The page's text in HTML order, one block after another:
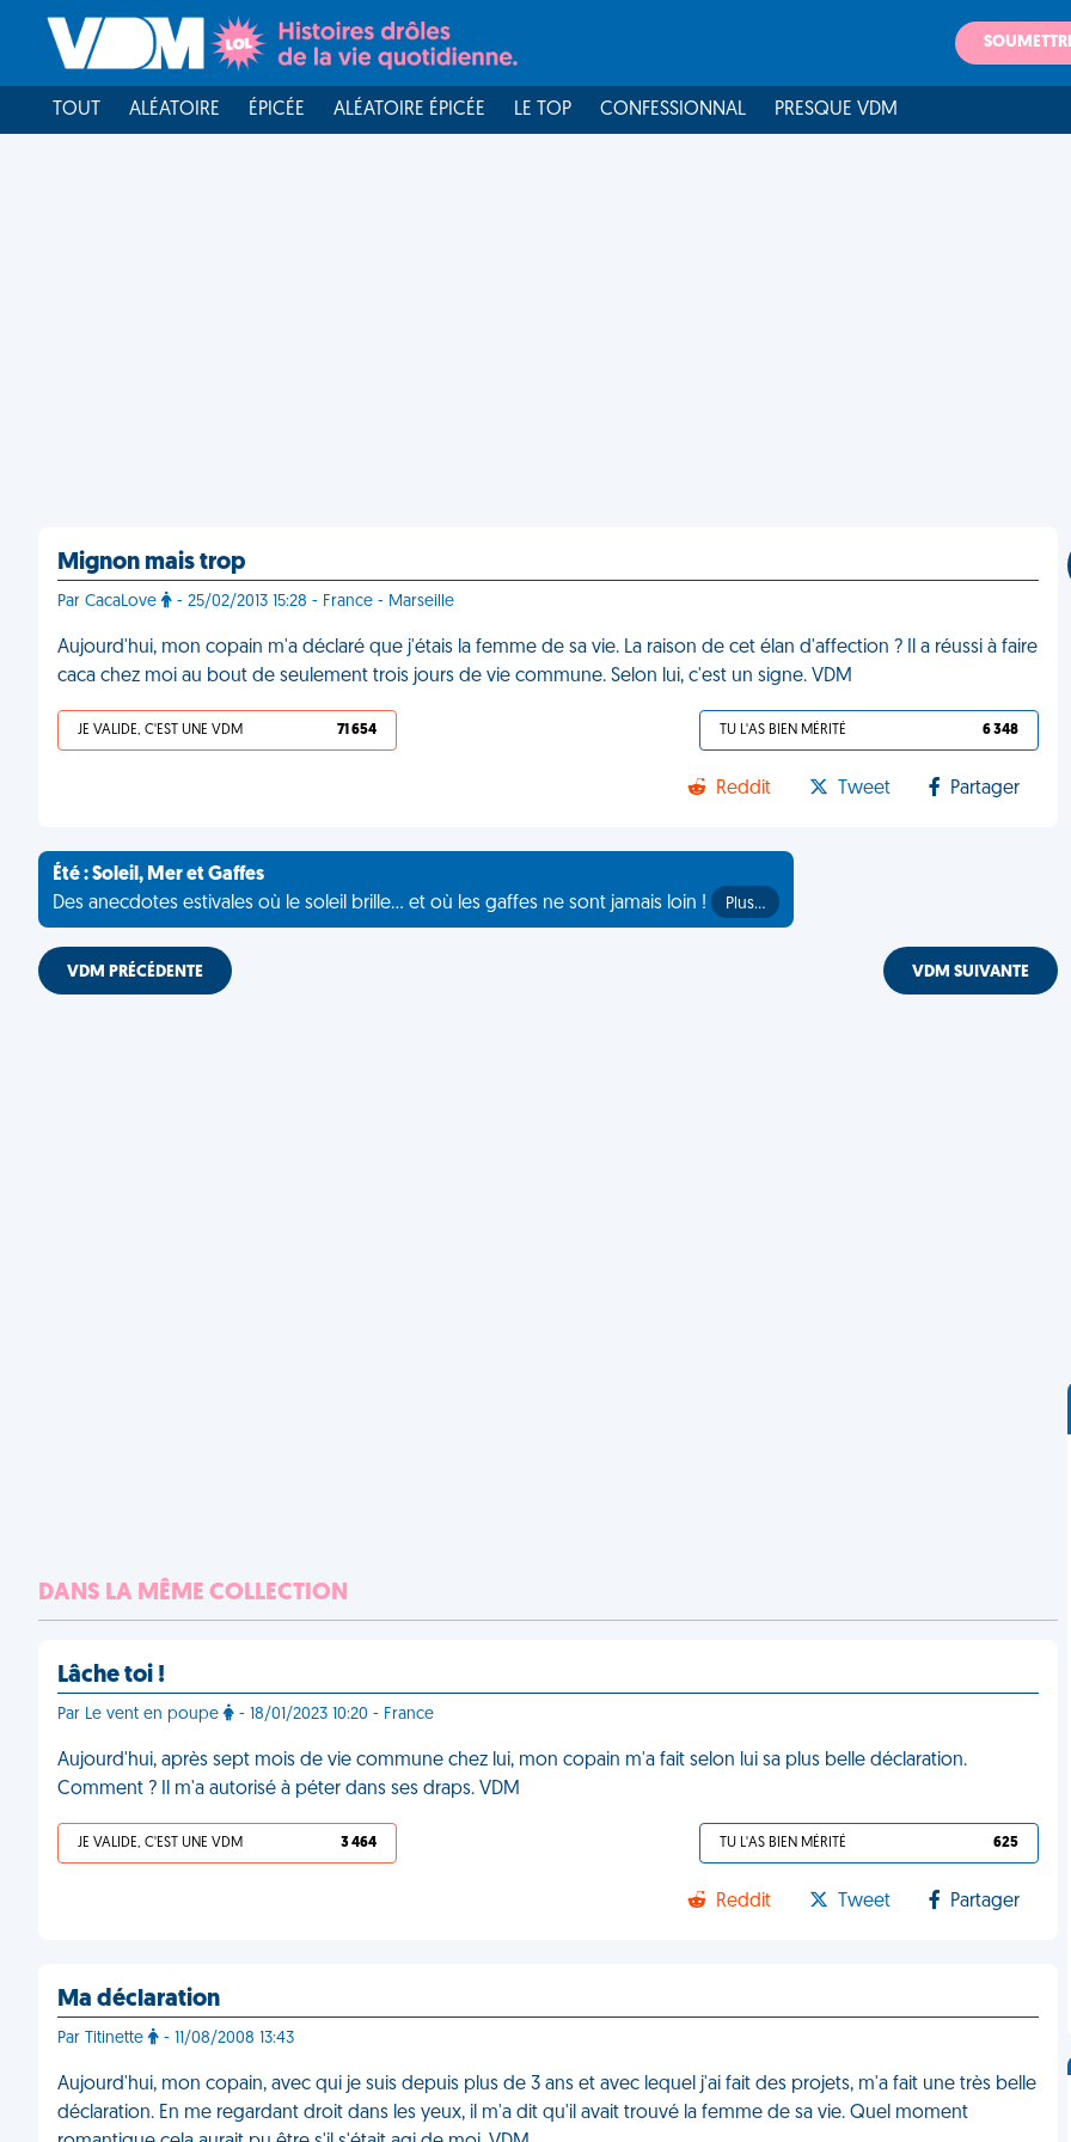
TOUT ALÉATOIRE ÉPICÉE ALÉATOIRE ÉPICÉE LE TOP CONFESSIONNAL PRESQUE VDM
Mignon mais trop
Par CacaLove - 25/02/2013 15:28 - France - Marseille
Aujourd'hui, mon copain m'a déclaré que j'étais la femme de sa vie. La raison de cet élan d'affection ? Il a réussi à faire
caca chez moi au bout de seulement trois jours de vie commune. Selon lui, c'est un signe. VDM
JE VALIDE, C'EST UNE VDM 71 654 TU L'AS BIEN MÉRITÉ 6 348
Reddit Tweet Partager
Été : Soleil, Mer et Gaffes
Des anecdotes estivales où le soleil brille... et où les gaffes ne sont jamais loin !
Plus…
VDM PRÉCÉDENTE VDM SUIVANTE
DANS LA MÊME COLLECTION
Lâche toi !
Par Le vent en poupe - 18/01/2023 10:20 - France
Aujourd'hui, après sept mois de vie commune chez lui, mon copain m'a fait selon lui sa plus belle déclaration.
Comment ? Il m'a autorisé à péter dans ses draps. VDM
JE VALIDE, C'EST UNE VDM 3 464 TU L'AS BIEN MÉRITÉ 625
Reddit Tweet Partager
Ma déclaration
Par Titinette - 11/08/2008 13:43
Aujourd'hui, mon copain, avec qui je suis depuis plus de 3 ans et avec lequel j'ai fait des projets, m'a fait une très belle
déclaration. En me regardant droit dans les yeux, il m'a dit qu'il avait trouvé la femme de sa vie. Quel moment